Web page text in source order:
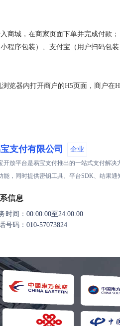
商城，在商家页面下单并完成付款；
程序包装）、支付宝（用户扫码包
览器内打开商户的H5页面，商户在
支付有限公司 企业
开放平台是易宝支付推出的一站式支付解
能，同时提供密钥工具、平台SDK、结果
信息
时间： 00:00:00至24:00:00
号码： 010-57073824